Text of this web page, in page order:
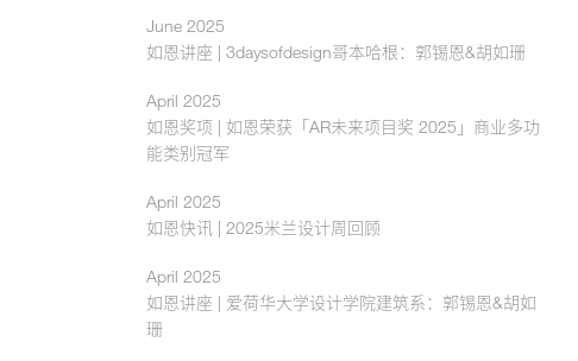
June 2025
如恩讲座 | 3daysofdesign哥本哈根：郭锡恩&胡如珊
April 2025
如恩奖项 | 如恩荣获「AR未来项目奖 2025」商业多功
能类别冠军
April 2025
如恩快讯 | 2025米兰设计周回顾
April 2025
如恩讲座 | 爱荷华大学设计学院建筑系：郭锡恩&胡如
珊